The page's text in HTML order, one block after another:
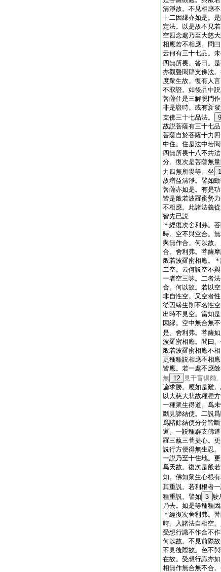
清淨故。不見相應
十二因縁亦如是。
定法。以是故不見
空四念處乃至大慈
相應若不相應。問
云何有三十七品。
四無所畏。答曰。
亦觀聲聞辟支佛法
度衆生故。復有人
不取證。如後品中
菩薩住是三解脱門
非是證時。或有新
支佛三十七品法。
9
故説菩薩有三十七
菩薩自於菩薩十力
中住。住是法中若
四無所畏十八不共
分。復次是菩薩無
力四無所畏等。坐
故増益清淨。譬如
菩薩亦如是。有是
皆是般若波羅蜜勢
不相應。此諸法義
智先已説
＊ 經復次舍利弗。
時。空不與空合。
與無作合。何以故
合。舍利弗。菩薩
般若波羅蜜相應。＊
二空。云何説空不
一者空三昧。二者
合。何以故。若以
非自性空。又空者
從因縁生則不名性
出時不見空。當知
因縁。空中無合無
是。舍利弗。菩薩
波羅蜜相應。問曰
般若波羅蜜相應不
更種種説相應不相
皆應。若一處不應
無 12
見千盲倶爾
論求勝。應如是難
以大慈大悲故種種
一種衆生得道。爲
斷見諦結使。二説
爲諸餘結使分分皆
道。一説種辟支佛
羅三藐三菩提心。
説行方便得無生忍
一説乃至十住地。
爲天故。復次是般
知。佛知衆生心根
其重説。若利根者
種重説。譬如 3 駛
乃去。如是等種種
＊ 經復次舍利弗。
時。入諸法自相空
受想行識不作合不
何以故。不見前際
不見後際故。色不
在故。受想行識亦
相無作無合無不合